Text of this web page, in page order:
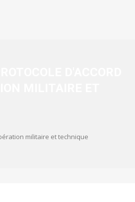
militaire et technique